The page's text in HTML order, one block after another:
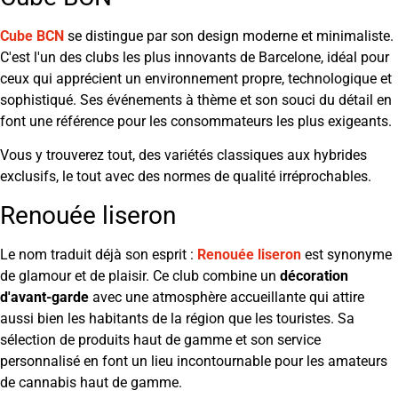
Cube BCN se distingue par son design moderne et minimaliste.
C'est l'un des clubs les plus innovants de Barcelone, idéal pour
ceux qui apprécient un environnement propre, technologique et
sophistiqué. Ses événements à thème et son souci du détail en
font une référence pour les consommateurs les plus exigeants.
Vous y trouverez tout, des variétés classiques aux hybrides
exclusifs, le tout avec des normes de qualité irréprochables.
Renouée liseron
Le nom traduit déjà son esprit : Renouée liseron est synonyme
de glamour et de plaisir. Ce club combine un décoration
d'avant-garde avec une atmosphère accueillante qui attire
aussi bien les habitants de la région que les touristes. Sa
sélection de produits haut de gamme et son service
personnalisé en font un lieu incontournable pour les amateurs
de cannabis haut de gamme.